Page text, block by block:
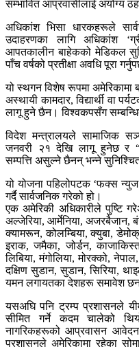
सम्भावित आप्रवासीलाई अयोग्य
अधिकांश भिसा धारकहरूले
उदाहरणका लागि अधिकांश
आपतकालीन बाहेकको मेडिकल
पाँच वर्षको प्रतीक्षा अवधि पूरा
यो स्थगन विशेष रूपमा अमेरिकामा
अस्थायी कामदार, विद्यार्थी वा
लागू हुने छैन। विश्वकपसँग
विदेश मन्त्रालयले सामाजिक
जनवरी २१ देखि लागू हुनेछ र
सम्पत्ति असुल्ने छैनन् भन्ने
यो योजना पहिलोपटक ‘फक्स
गर्दै सार्वजनिक गरेको हो।
एक अमेरिकी अधिकारीले पुष्टि
अल्जेरिया, आर्मेनिया, अजरबैजान,
क्यामरून, कोलम्बिया, क्युबा,
इराक, जमैका, जोर्डन,
लिबिया, मंगोलिया, मोरक्को,
दक्षिण सुडान, सुडान, सिरिया,
यमन लगायतका देशहरू समावेश
यसअघि पनि ट्रम्प प्रशासनले
सीमित गर्ने कदम चालेको
नागरिकहरूको आप्रवासन आवेदन
प्रशासनले अमेरिकामा रहेका